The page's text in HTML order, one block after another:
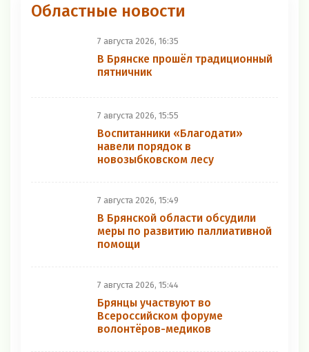
Областные новости
7 августа 2026, 16:35
В Брянске прошёл традиционный
пятничник
7 августа 2026, 15:55
Воспитанники «Благодати»
навели порядок в
новозыбковском лесу
7 августа 2026, 15:49
В Брянской области обсудили
меры по развитию паллиативной
помощи
7 августа 2026, 15:44
Брянцы участвуют во
Всероссийском форуме
волонтёров-медиков